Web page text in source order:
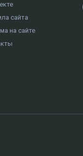
сайта
на сайте